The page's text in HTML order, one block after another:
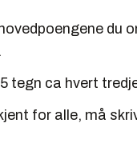
du
tegn ca hvert
for alle, må